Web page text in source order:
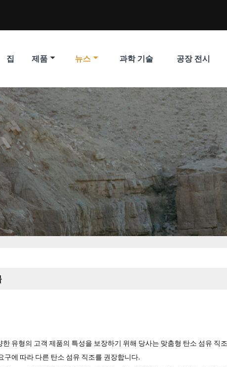
집 제품 뉴스 과학 기술 공장 전시
유형의 고객 제품의 특성을 보장하기 위해 당사는 맞춤형 탄소 섬유 직
구에 따라 다른 탄소 섬유 직조를 권장합니다.